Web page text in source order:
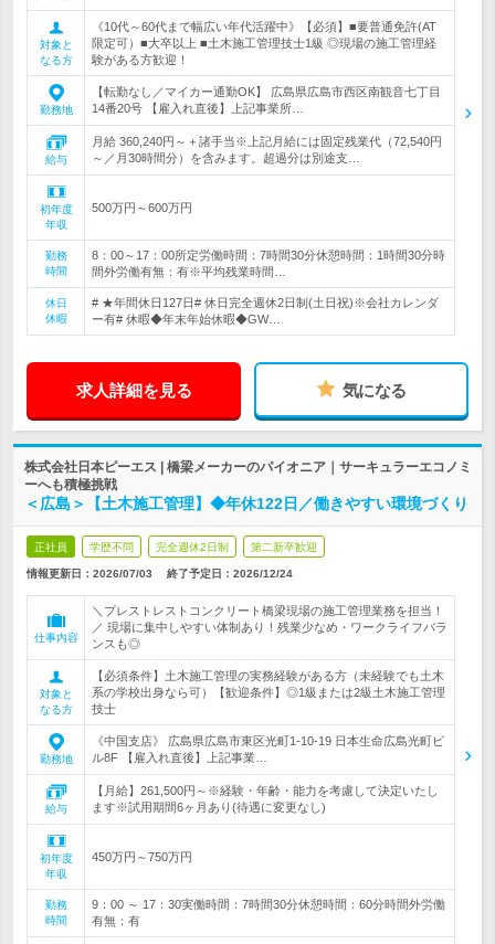
対象と
なる方
《10代～60代まで幅広い年代活躍中》【必須】■要普通免許(AT
限定可）■大卒以上 ■土木施工管理技士1級 ◎現場の施工管理経
験がある方歓迎！
勤務地
【転勤なし／マイカー通勤OK】 広島県広島市西区南観音七丁目
14番20号 【雇入れ直後】上記事業所…
給与
月給 360,240円～＋諸手当※上記月給には固定残業代（72,540円
～／月30時間分）を含みます。超過分は別途支…
初年度
年収
500万円～600万円
勤務
時間
8：00～17：00所定労働時間：7時間30分休憩時間：1時間30分時
間外労働有無：有※平均残業時間…
休日
休暇
# ★年間休日127日# 休日完全週休2日制(土日祝)※会社カレンダ
ー有# 休暇◆年末年始休暇◆GW…
求人詳細を見る 気になる
株式会社日本ピーエス | 橋梁メーカーのパイオニア｜サーキュラーエコノミ
ーへも積極挑戦
＜広島＞【土木施工管理】◆年休122日／働きやすい環境づくり
正社員 学歴不問 完全週休2日制 第二新卒歓迎
情報更新日：2026/07/03 終了予定日： 2026/12/24
仕事内容
＼プレストレストコンクリート橋梁現場の施工管理業務を担当！
／ 現場に集中しやすい体制あり！残業少なめ・ワークライフバラ
ンスも◎
対象と
なる方
【必須条件】土木施工管理の実務経験がある方（未経験でも土木
系の学校出身なら可）【歓迎条件】◎1級または2級土木施工管理
技士
勤務地
《中国支店》 広島県広島市東区光町1-10-19 日本生命広島光町ビ
ル8F 【雇入れ直後】上記事業…
給与
【月給】261,500円～※経験・年齢・能力を考慮して決定いたし
ます※試用期間6ヶ月あり(待遇に変更なし)
初年度
年収
450万円～750万円
勤務
時間
9：00 ～ 17：30実働時間：7時間30分休憩時間：60分時間外労働
有無：有